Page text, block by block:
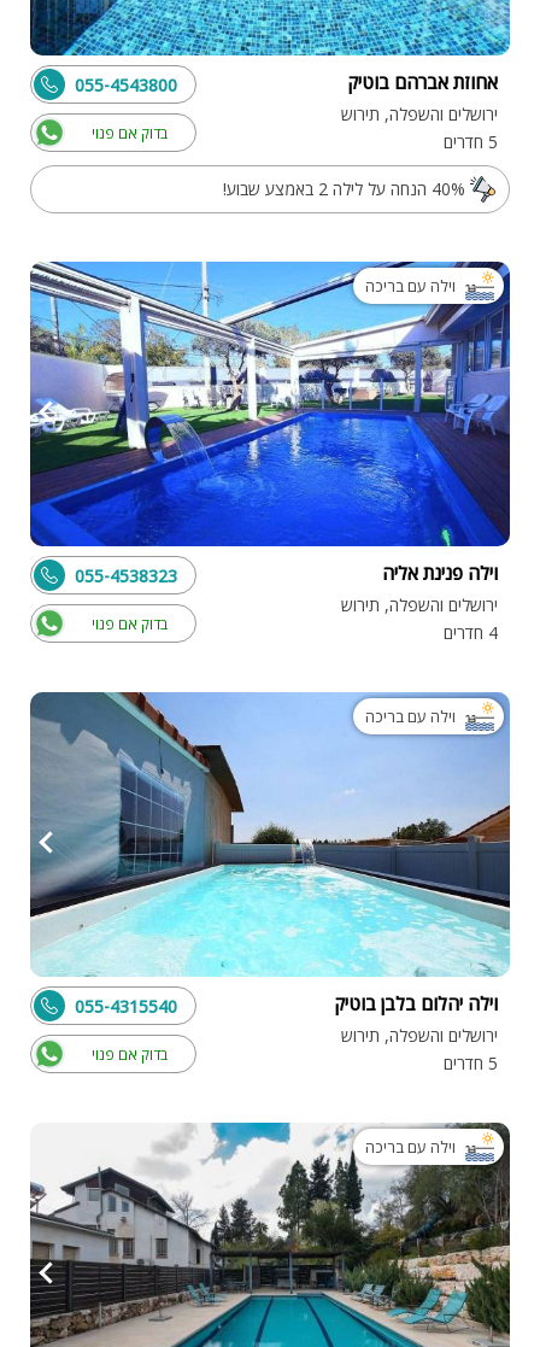
אחוזת אברהם בוטיק
ירושלים והשפלה, תירוש
5 חדרים
בדוק אם פנוי
055-4543800
40% הנחה על לילה 2 באמצע שבוע!
וילה עם בריכה
וילה פנינת אליה
ירושלים והשפלה, תירוש
4 חדרים
בדוק אם פנוי
055-4538323
וילה עם בריכה
וילה יהלום בלבן בוטיק
ירושלים והשפלה, תירוש
5 חדרים
בדוק אם פנוי
055-4315540
וילה עם בריכה